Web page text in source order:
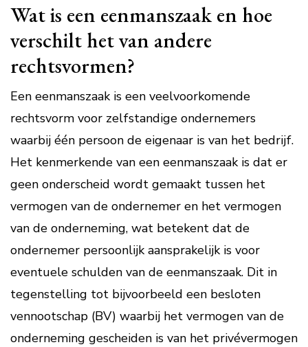
Wat is een eenmanszaak en hoe
verschilt het van andere
rechtsvormen?
Een eenmanszaak is een veelvoorkomende
rechtsvorm voor zelfstandige ondernemers
waarbij één persoon de eigenaar is van het bedrijf.
Het kenmerkende van een eenmanszaak is dat er
geen onderscheid wordt gemaakt tussen het
vermogen van de ondernemer en het vermogen
van de onderneming, wat betekent dat de
ondernemer persoonlijk aansprakelijk is voor
eventuele schulden van de eenmanszaak. Dit in
tegenstelling tot bijvoorbeeld een besloten
vennootschap (BV) waarbij het vermogen van de
onderneming gescheiden is van het privévermogen